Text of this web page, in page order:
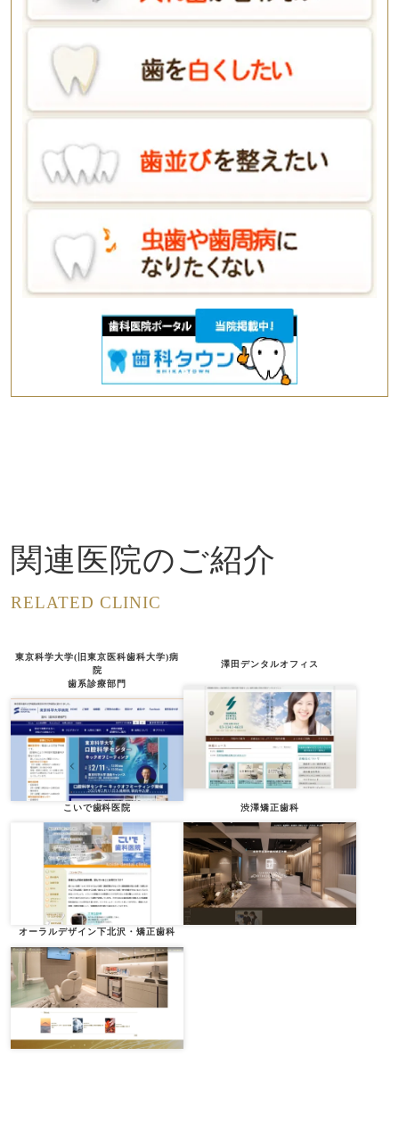
関連医院のご紹介
RELATED CLINIC
東京科学大学(旧東京医科歯科大学)病
院
歯系診療部門
澤田デンタルオフィス
こいで歯科医院 渋澤矯正歯科
オーラルデザイン下北沢・矯正歯科